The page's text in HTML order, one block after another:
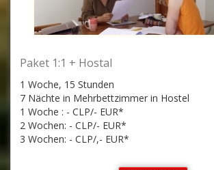
Paket 1:1 + Hostal
1 Woche, 15 Stunden
7 Nächte in Mehrbettzimmer in Hostel
1 Woche : - CLP/- EUR*
2 Wochen: - CLP/- EUR*
3 Wochen: - CLP/,- EUR*